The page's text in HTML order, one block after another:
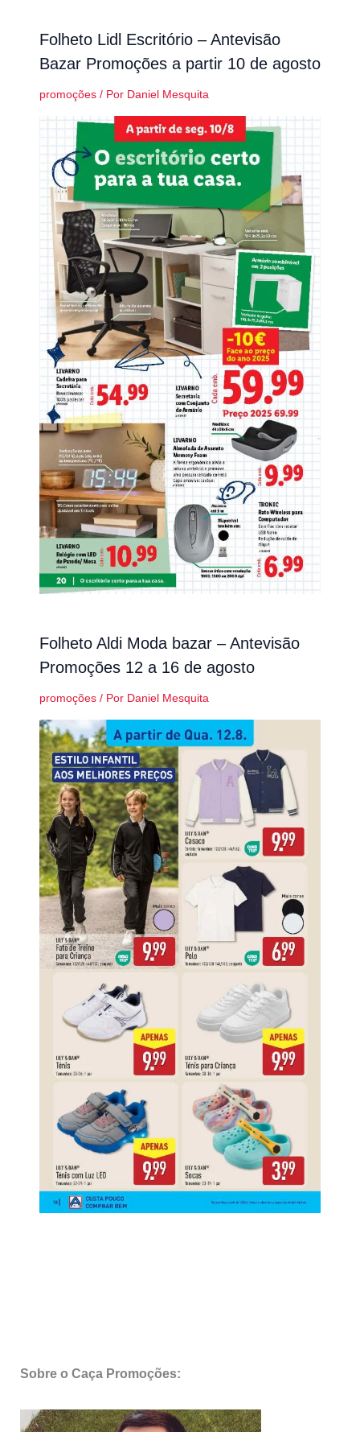
Folheto Lidl Escritório – Antevisão
Bazar Promoções a partir 10 de agosto
promoções/ Por Daniel Mesquita
Folheto Aldi Moda bazar – Antevisão
Promoções 12 a 16 de agosto
promoções/ Por Daniel Mesquita
Sobre o Caça Promoções: